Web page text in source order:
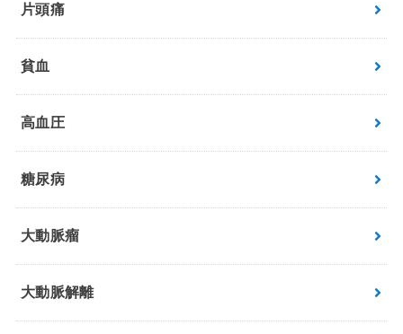
片頭痛
貧血
高血圧
糖尿病
大動脈瘤
大動脈解離